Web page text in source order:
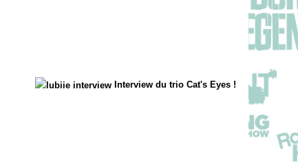
Interview du trio Cat's Eyes !